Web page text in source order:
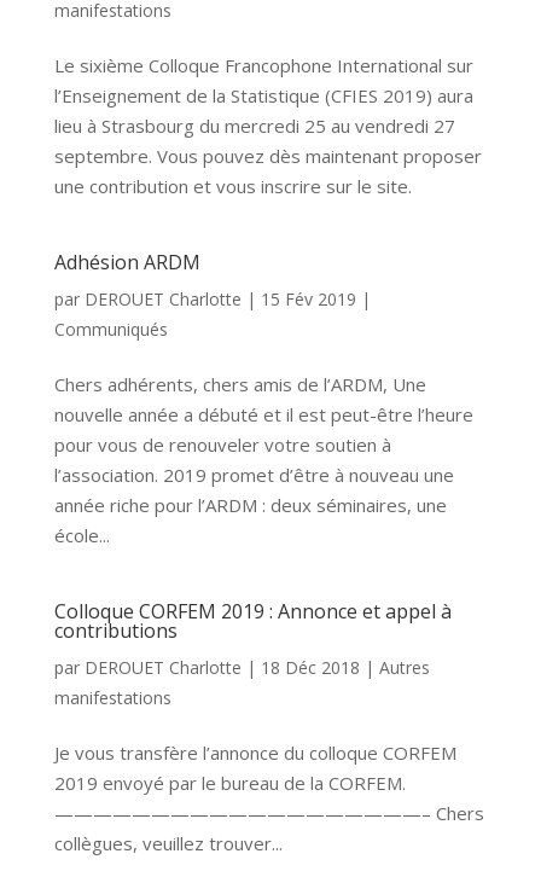
manifestations
Le sixième Colloque Francophone International sur
l’Enseignement de la Statistique (CFIES 2019) aura
lieu à Strasbourg du mercredi 25 au vendredi 27
septembre. Vous pouvez dès maintenant proposer
une contribution et vous inscrire sur le site.
Adhésion ARDM
par DEROUET Charlotte | 15 Fév 2019 |
Communiqués
Chers adhérents, chers amis de l’ARDM, Une
nouvelle année a débuté et il est peut-être l’heure
pour vous de renouveler votre soutien à
l’association. 2019 promet d’être à nouveau une
année riche pour l’ARDM : deux séminaires, une
école...
Colloque CORFEM 2019 : Annonce et appel à
contributions
par DEROUET Charlotte | 18 Déc 2018 | Autres
manifestations
Je vous transfère l’annonce du colloque CORFEM
2019 envoyé par le bureau de la CORFEM.
———————————————————– Chers
collègues, veuillez trouver...